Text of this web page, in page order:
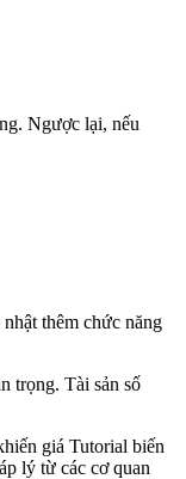
Ngược lại, nếu
thêm chức năng
trọng. Tài sản số
giá Tutorial biến
lý từ các cơ quan